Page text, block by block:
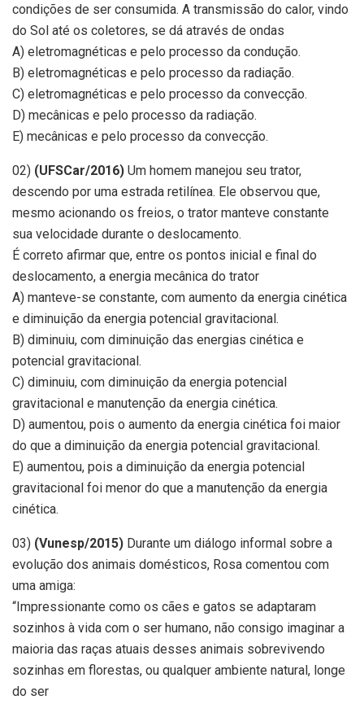
condições de ser consumida. A transmissão do calor, vindo
do Sol até os coletores, se dá através de ondas
A) eletromagnéticas e pelo processo da condução.
B) eletromagnéticas e pelo processo da radiação.
C) eletromagnéticas e pelo processo da convecção.
D) mecânicas e pelo processo da radiação.
E) mecânicas e pelo processo da convecção.
02) (UFSCar/2016) Um homem manejou seu trator,
descendo por uma estrada retilínea. Ele observou que,
mesmo acionando os freios, o trator manteve constante
sua velocidade durante o deslocamento.
É correto afirmar que, entre os pontos inicial e final do
deslocamento, a energia mecânica do trator
A) manteve-se constante, com aumento da energia cinética
e diminuição da energia potencial gravitacional.
B) diminuiu, com diminuição das energias cinética e
potencial gravitacional.
C) diminuiu, com diminuição da energia potencial
gravitacional e manutenção da energia cinética.
D) aumentou, pois o aumento da energia cinética foi maior
do que a diminuição da energia potencial gravitacional.
E) aumentou, pois a diminuição da energia potencial
gravitacional foi menor do que a manutenção da energia
cinética.
03) (Vunesp/2015) Durante um diálogo informal sobre a
evolução dos animais domésticos, Rosa comentou com
uma amiga:
“Impressionante como os cães e gatos se adaptaram
sozinhos à vida com o ser humano, não consigo imaginar a
maioria das raças atuais desses animais sobrevivendo
sozinhas em florestas, ou qualquer ambiente natural, longe
do ser